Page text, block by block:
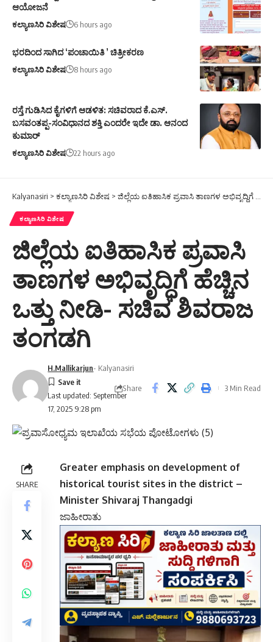
ಆಯೋಜನೆ
ಕಲ್ಯಾಣಸಿರಿ ವಿಶೇಷ 6 hours ago
ಭರದಿಂದ ಸಾಗಿದ ‘ಪಂಚಾಯಿತಿ ’ ಚಿತ್ರೀಕರಣ
ಕಲ್ಯಾಣಸಿರಿ ವಿಶೇಷ 8 hours ago
ರಸ್ತೆ ಗುಡಿಸಿದ ಕೈಗಳಿಗೆ ಆಡಳಿತ: ಸಚಿವರಾದ ಕೆ.ಎಸ್.
ಬಸವಂತಪ್ಪ-ಸಂವಿಧಾನದ ಶಕ್ತಿ ಎಂದರೇ ಇದೇ ಡಾ. ಆನಂದ
ಕುಮಾರ್
ಕಲ್ಯಾಣಸಿರಿ ವಿಶೇಷ 22 hours ago
Kalyanasiri > ಕಲ್ಯಾಣಸಿರಿ ವಿಶೇಷ > ಜಿಲ್ಲೆಯ ಐತಿಹಾಸಿಕ ಪ್ರವಾಸಿ ತಾಣಗಳ ಅಭಿವೃದ್ಧಿಗೆ ಹೆಚ್ಚಿನ ಒತ್ತು ನೀಡಿ- ಸಚಿವ ಶಿವರಾಜ ತಂಗಡಗಿ
ಕಲ್ಯಾಣಸಿರಿ ವಿಶೇಷ
ಜಿಲ್ಲೆಯ ಐತಿಹಾಸಿಕ ಪ್ರವಾಸಿ
ತಾಣಗಳ ಅಭಿವೃದ್ಧಿಗೆ ಹೆಚ್ಚಿನ
ಒತ್ತು ನೀಡಿ- ಸಚಿವ ಶಿವರಾಜ
ತಂಗಡಗಿ
Last updated: September
17, 2025 9:28 pm
H.Mallikarjun- Kalyanasiri
Share 3 Min Read
SHARE
Greater emphasis on development of
historical tourist sites in the district –
Minister Shivaraj Thangadgi
ಜಾಹೀರಾತು